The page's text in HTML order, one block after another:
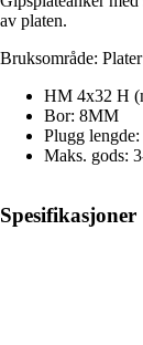
av platen.
Bruksområde:
HM 4x32 H
Bor: 8MM
Plugg
Maks. gods:
Spesifikasjoner